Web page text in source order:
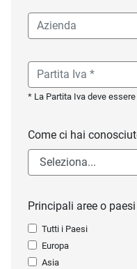
* La Partita Iva deve
Come ci hai
Principali aree o
Tutti i Paesi
Europa
Asia